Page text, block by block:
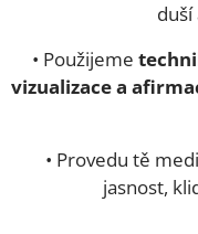
duší
• Použijeme
vizualizace a
• Provedu tě
jasnost,